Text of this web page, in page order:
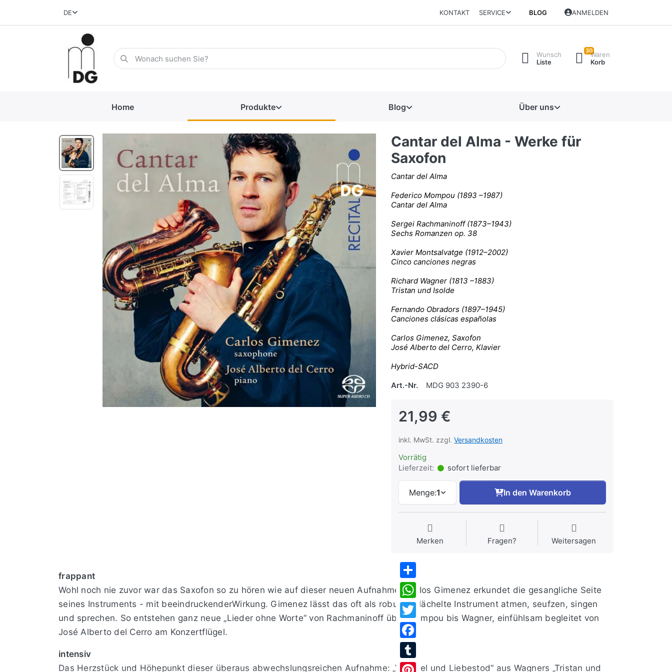
DE KONTAKT SERVICE BLOG ANMELDEN
Wunsch
Liste
30Waren
Korb
Home Produkte Blog Über uns
Cantar del Alma - Werke für
Saxofon
Cantar del Alma
Federico Mompou (1893 –1987)
Cantar del Alma
Sergei Rachmaninoff (1873–1943)
Sechs Romanzen op. 38
Xavier Montsalvatge (1912–2002)
Cinco canciones negras
Richard Wagner (1813 –1883)
Tristan und Isolde
Fernando Obradors (1897–1945)
Canciones clásicas españolas
Carlos Gimenez, Saxofon
José Alberto del Cerro, Klavier
Hybrid-SACD
Art.-Nr.
MDG 903 2390-6
21,99 €
inkl. MwSt. zzgl. Versandkosten
Vorrätig
Lieferzeit:
sofort lieferbar
Menge:1 In den Warenkorb
Merken Fragen? Weitersagen
Share
WhatsApp
Twitter
Facebook
Tumblr
frappant
Wohl noch nie zuvor war das Saxofon so zu hören wie auf dieser neuen Aufnahme: Carlos Gimenez erkundet die gesangliche Seite
seines Instruments - mit beeindruckenderWirkung. Gimenez lässt das oft als robust belächelte Instrument atmen, seufzen, singen
und sprechen. So entstehen ganz neue „Lieder ohne Worte“ von Rachmaninoff über Mompou bis Wagner, einfühlsam begleitet von
José Alberto del Cerro am Konzertflügel.
intensiv
Das Herzstück und Höhepunkt dieser überaus abwechslungsreichen Aufnahme: „Vorspiel und Liebestod“ aus Wagners „Tristan und